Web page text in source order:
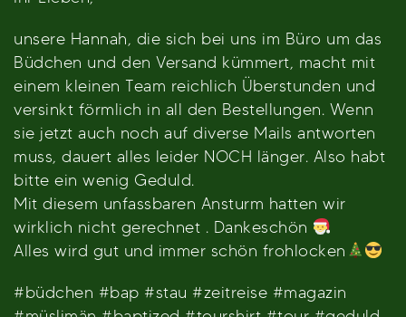
unsere Hannah, die sich bei uns im Büro um das
Büdchen und den Versand kümmert, macht mit
einem kleinen Team reichlich Überstunden und
versinkt förmlich in all den Bestellungen. Wenn
sie jetzt auch noch auf diverse Mails antworten
muss, dauert alles leider NOCH länger. Also habt
bitte ein wenig Geduld.
Mit diesem unfassbaren Ansturm hatten wir
wirklich nicht gerechnet . Dankeschön
Alles wird gut und immer schön frohlocken
#büdchen #bap #stau #zeitreise #magazin